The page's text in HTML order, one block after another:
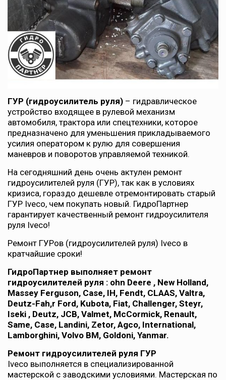
ГУР (гидроусилитель руля) – гидравлическое
устройство входящее в рулевой механизм
автомобиля, трактора или спецтехники, которое
предназначено для уменьшения прикладываемого
усилия оператором к рулю для совершения
маневров и поворотов управляемой техникой.
На сегодняшний день очень актулен ремонт
гидроусилителей руля (ГУР), так как в условиях
кризиса, гораздо дешевле отремонтировать старый
ГУР Iveco, чем покупать новый. ГидроПартнер
гарантирует качественный ремонт гидроусилителя
руля Iveco!
Ремонт ГУРов (гидроусилителей руля) Iveco в
кратчайшие сроки!
ГидроПартнер выполняет ремонт
гидроусилителей руля : ohn Deere , New Holland,
Massey Ferguson, Case, IH, Fendt, CLAAS, Valtra,
Deutz-Fah,r Ford, Kubota, Fiat, Challenger, Steyr,
Iseki , Deutz, JCB, Valmet, McCormick, Renault,
Same, Case, Landini, Zetor, Agco, International,
Lamborghini, Volvo BM, Goldoni, Yanmar.
Ремонт гидроусилителей руля ГУР
Iveco выполняется в специализированной
мастерской с заводскими условиями. Мастерская по